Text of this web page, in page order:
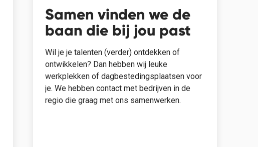
Samen vinden we de
baan die bij jou past
Wil je je talenten (verder) ontdekken of
ontwikkelen? Dan hebben wij leuke
werkplekken of dagbestedingsplaatsen voor
je. We hebben contact met bedrijven in de
regio die graag met ons samenwerken.